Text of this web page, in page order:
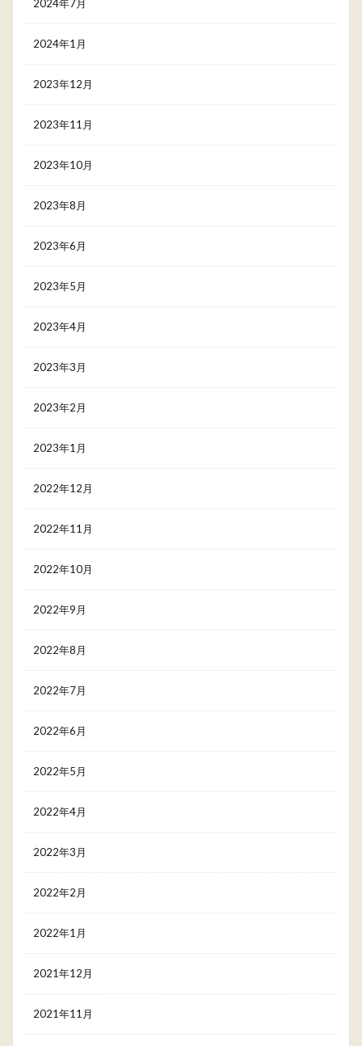
2024年7月
2024年1月
2023年12月
2023年11月
2023年10月
2023年8月
2023年6月
2023年5月
2023年4月
2023年3月
2023年2月
2023年1月
2022年12月
2022年11月
2022年10月
2022年9月
2022年8月
2022年7月
2022年6月
2022年5月
2022年4月
2022年3月
2022年2月
2022年1月
2021年12月
2021年11月